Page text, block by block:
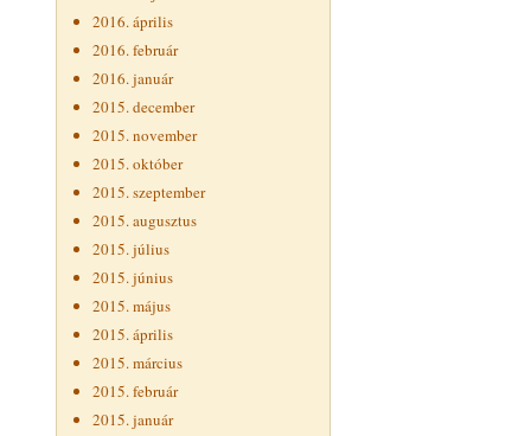
2016. április
2016. február
2016. január
2015. december
2015. november
2015. október
2015. szeptember
2015. augusztus
2015. július
2015. június
2015. május
2015. április
2015. március
2015. február
2015. január